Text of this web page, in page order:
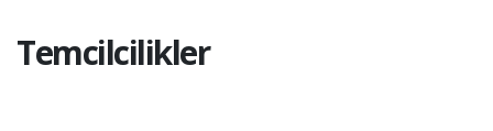
Temcilcilikler